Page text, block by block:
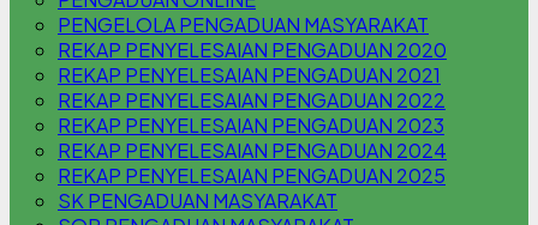
PENGELOLA PENGADUAN MASYARAKAT
REKAP PENYELESAIAN PENGADUAN 2020
REKAP PENYELESAIAN PENGADUAN 2021
REKAP PENYELESAIAN PENGADUAN 2022
REKAP PENYELESAIAN PENGADUAN 2023
REKAP PENYELESAIAN PENGADUAN 2024
REKAP PENYELESAIAN PENGADUAN 2025
SK PENGADUAN MASYARAKAT